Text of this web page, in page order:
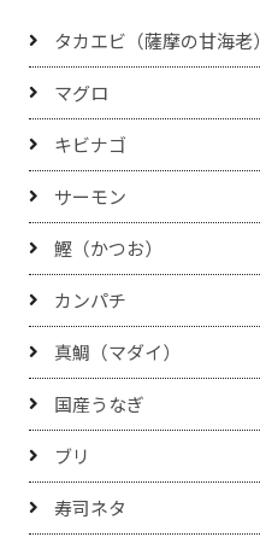
タカエビ（薩摩の甘海老）
マグロ
キビナゴ
サーモン
鰹（かつお）
カンパチ
真鯛（マダイ）
国産うなぎ
ブリ
寿司ネタ